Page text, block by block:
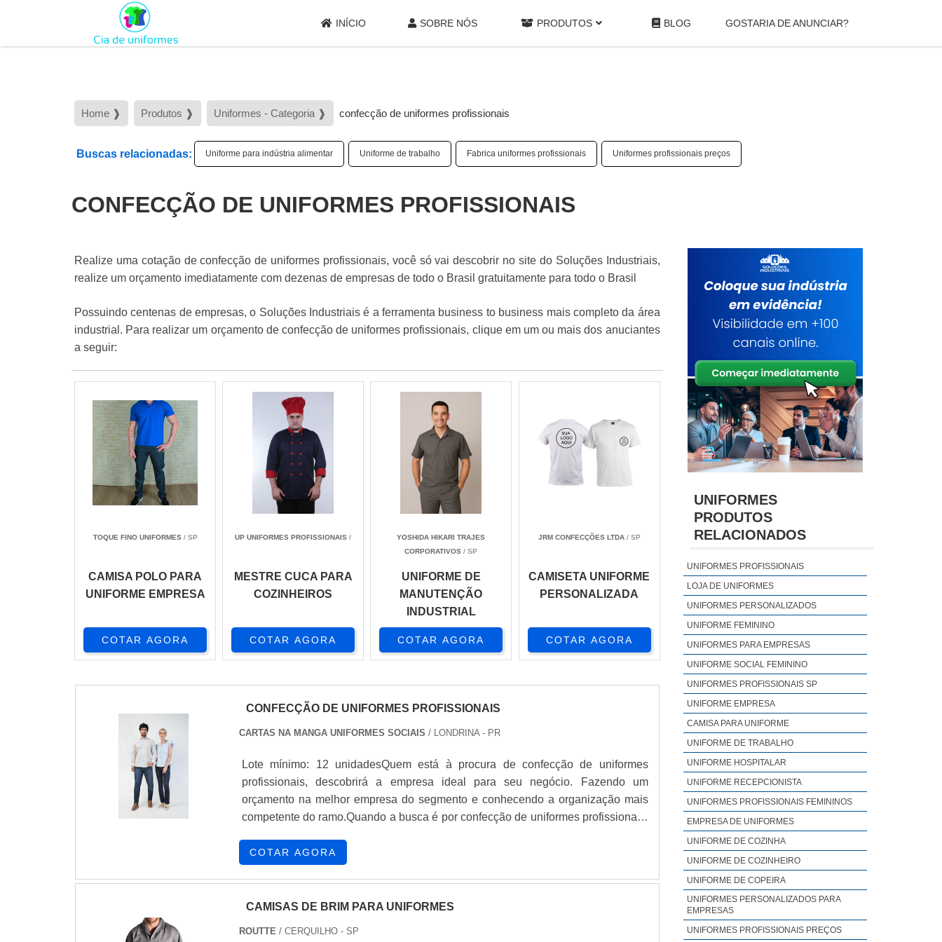
INÍCIO SOBRE NÓS PRODUTOS BLOG GOSTARIA DE ANUNCIAR?
Home ❱ Produtos ❱ Uniformes - Categoria ❱ confecção de uniformes profissionais
Buscas relacionadas: Uniforme para indústria alimentar Uniforme de trabalho Fabrica uniformes profissionais Uniformes profissionais preços
CONFECÇÃO DE UNIFORMES PROFISSIONAIS
Realize uma cotação de confecção de uniformes profissionais, você só vai descobrir no site do Soluções Industriais,
realize um orçamento imediatamente com dezenas de empresas de todo o Brasil gratuitamente para todo o Brasil
Possuindo centenas de empresas, o Soluções Industriais é a ferramenta business to business mais completo da área
industrial. Para realizar um orçamento de confecção de uniformes profissionais, clique em um ou mais dos anuciantes
a seguir:
TOQUE FINO UNIFORMES/ SP
CAMISA POLO PARA
UNIFORME EMPRESA
COTAR AGORA
UP UNIFORMES PROFISSIONAIS /
MESTRE CUCA PARA
COZINHEIROS
COTAR AGORA
YOSHIDA HIKARI TRAJES
CORPORATIVOS / SP
UNIFORME DE
MANUTENÇÃO
INDUSTRIAL
COTAR AGORA
JRM CONFECÇÕES LTDA/ SP
CAMISETA UNIFORME
PERSONALIZADA
COTAR AGORA
CONFECÇÃO DE UNIFORMES PROFISSIONAIS
CARTAS NA MANGA UNIFORMES SOCIAIS / LONDRINA - PR
Lote mínimo: 12 unidadesQuem está à procura de confecção de uniformes
profissionais, descobrirá a empresa ideal para seu negócio. Fazendo um
orçamento na melhor empresa do segmento e conhecendo a organização mais
competente do ramo.Quando a busca é por confecção de uniformes profissionais,
pagamento acessível.DIFERENCIAIS DE CONFECÇÃO DE UNIFORMES
COTAR AGORA
CAMISAS DE BRIM PARA UNIFORMES
ROUTTE / CERQUILHO - SP
UNIFORMES
PRODUTOS
RELACIONADOS
UNIFORMES PROFISSIONAIS
LOJA DE UNIFORMES
UNIFORMES PERSONALIZADOS
UNIFORME FEMININO
UNIFORMES PARA EMPRESAS
UNIFORME SOCIAL FEMININO
UNIFORMES PROFISSIONAIS SP
UNIFORME EMPRESA
CAMISA PARA UNIFORME
UNIFORME DE TRABALHO
UNIFORME HOSPITALAR
UNIFORME RECEPCIONISTA
UNIFORMES PROFISSIONAIS FEMININOS
EMPRESA DE UNIFORMES
UNIFORME DE COZINHA
UNIFORME DE COZINHEIRO
UNIFORME DE COPEIRA
UNIFORMES PERSONALIZADOS PARA
EMPRESAS
UNIFORMES PROFISSIONAIS PREÇOS